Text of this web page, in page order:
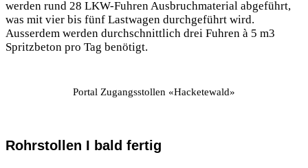
werden rund 28 LKW-Fuhren Ausbruchmaterial abgeführt,
was mit vier bis fünf Lastwagen durchgeführt wird.
Ausserdem werden durchschnittlich drei Fuhren à 5 m3
Spritzbeton pro Tag benötigt.
Portal Zugangsstollen «Hacketewald»
Rohrstollen I bald fertig